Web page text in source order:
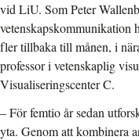
vid LiU. Som Peter
vetenskapskommunikation
fler tillbaka till månen, i
professor i vetenskaplig
Visualiseringscenter C.
– För femtio år sedan
yta. Genom att kombinera